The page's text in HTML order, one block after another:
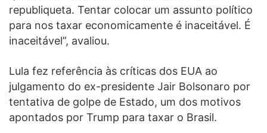
republiqueta. Tentar colocar um assunto político
para nos taxar economicamente é inaceitável. É
inaceitável”, avaliou.
Lula fez referência às críticas dos EUA ao
julgamento do ex-presidente Jair Bolsonaro por
tentativa de golpe de Estado, um dos motivos
apontados por Trump para taxar o Brasil.